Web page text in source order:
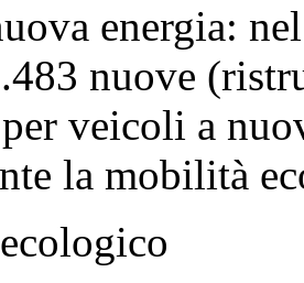
energia:
nuove
veicoli a
la mobilità